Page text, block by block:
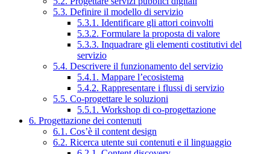
5.3. Definire il modello di servizio
5.3.1. Identificare gli attori coinvolti
5.3.2. Formulare la proposta di valore
5.3.3. Inquadrare gli elementi costitutivi del
servizio
5.4. Descrivere il funzionamento del servizio
5.4.1. Mappare l’ecosistema
5.4.2. Rappresentare i flussi di servizio
5.5. Co-progettare le soluzioni
5.5.1. Workshop di co-progettazione
6. Progettazione dei contenuti
6.1. Cos’è il content design
6.2. Ricerca utente sui contenuti e il linguaggio